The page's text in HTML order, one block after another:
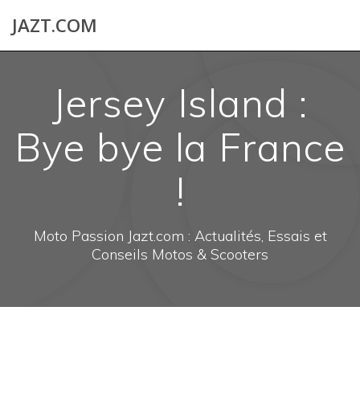
JAZT.COM
Jersey Island :
Bye bye la France
!
Moto Passion Jazt.com : Actualités, Essais et
Conseils Motos & Scooters